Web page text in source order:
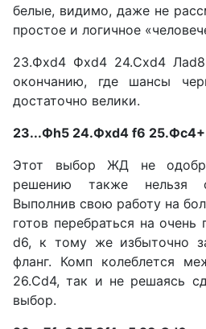
белые, видимо, даже не
простое и логичное
23.Фхd4 Фxd4 24.Сxd4
окончанию, где шансы
достаточно велики.
23...Фh5 24.Фxd4 f6 25.Фс4+
Этот выбор ЖД не
решению также нельзя
Выполнив свою работу на
готов перебраться на очень
d6, к тому же избыточно
фланг. Комп колеблется
26.Cd4, так и не решаясь
выбор.